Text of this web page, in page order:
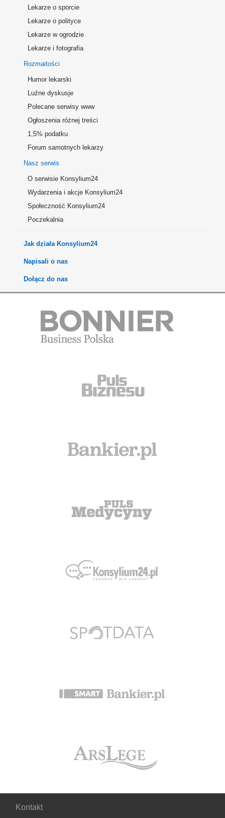
Lekarze o sporcie
Lekarze o polityce
Lekarze w ogrodzie
Lekarze i fotografia
Rozmaitości
Humor lekarski
Luźne dyskusje
Polecane serwisy www
Ogłoszenia różnej treści
1,5% podatku
Forum samotnych lekarzy
Nasz serwis
O serwisie Konsylium24
Wydarzenia i akcje Konsylium24
Społeczność Konsylium24
Poczekalnia
Jak działa Konsylium24
Napisali o nas
Dołącz do nas
Kontakt